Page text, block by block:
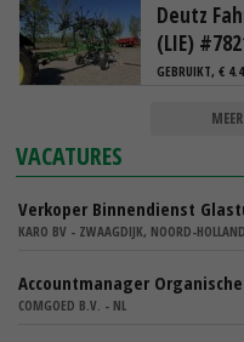
Deutz
(LIE)
GEBRUIKT, €
VACATURES
Verkoper Binnendienst
KARO BV - ZWAAGDIJK, NOORD-
Accountmanager
COMGOED B.V. - NL